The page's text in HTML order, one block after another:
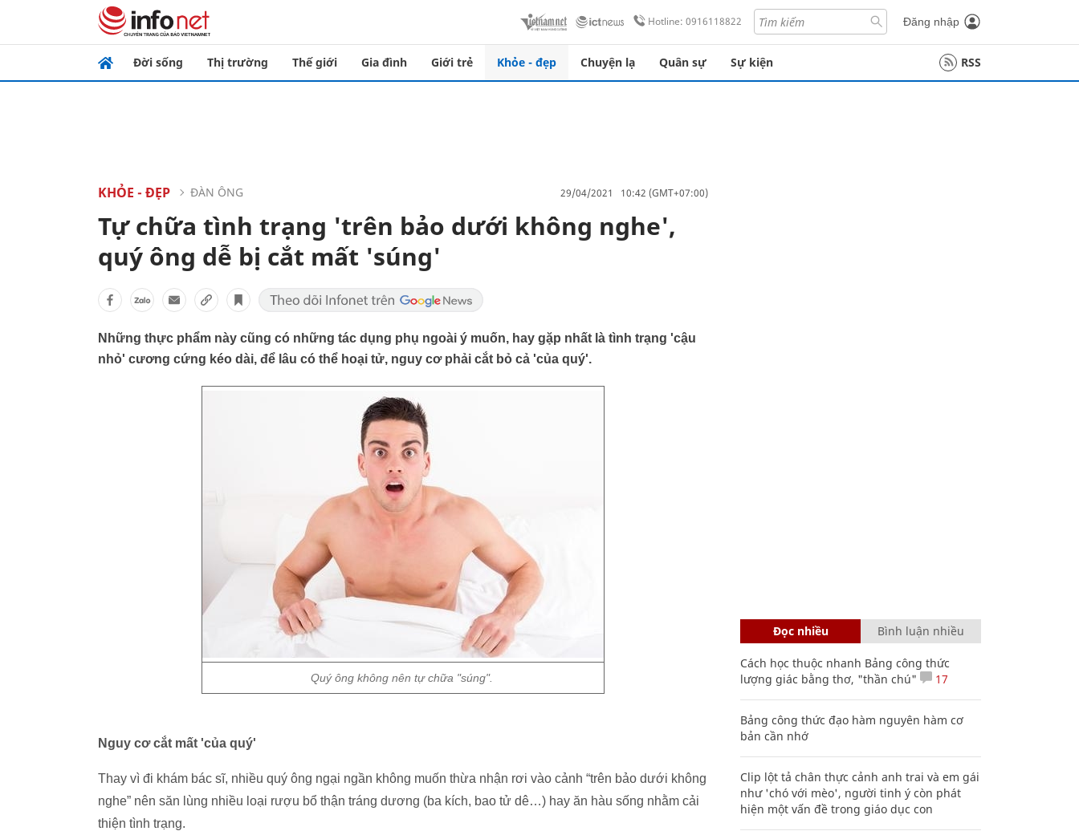
Hotline: 0916118822 Đăng nhập
Đời sống Thị trường Thế giới Gia đình Giới trẻ Khỏe - đẹp Chuyện lạ Quân sự Sự kiện RSS
KHỎE - ĐẸP ĐÀN ÔNG 29/04/2021 10:42 (GMT+07:00)
Tự chữa tình trạng 'trên bảo dưới không nghe',
quý ông dễ bị cắt mất 'súng'
Những thực phẩm này cũng có những tác dụng phụ ngoài ý muốn, hay gặp nhất là tình trạng 'cậu
nhỏ' cương cứng kéo dài, để lâu có thể hoại tử, nguy cơ phải cắt bỏ cả 'của quý'.
Quý ông không nên tự chữa "súng".
Nguy cơ cắt mất 'của quý'
Thay vì đi khám bác sĩ, nhiều quý ông ngại ngần không muốn thừa nhận rơi vào cảnh “trên bảo dưới không
nghe” nên săn lùng nhiều loại rượu bổ thận tráng dương (ba kích, bao tử dê…) hay ăn hàu sống nhằm cải
thiện tình trạng.
Đọc nhiều Bình luận nhiều
Cách học thuộc nhanh Bảng công thức
lượng giác bằng thơ, "thần chú"
17
Bảng công thức đạo hàm nguyên hàm cơ
bản cần nhớ
Clip lột tả chân thực cảnh anh trai và em gái
như 'chó với mèo', người tinh ý còn phát
hiện một vấn đề trong giáo dục con